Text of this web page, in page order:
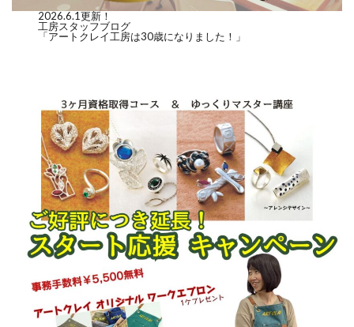
2026.6.1更新！
工房スタッフブログ
「アートクレイ工房は30歳になりました！」